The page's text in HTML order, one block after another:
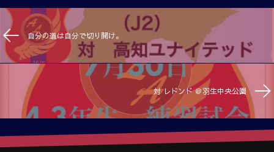
自分の道は自分で切り開け。
対 レドンド ＠羽生中央公園